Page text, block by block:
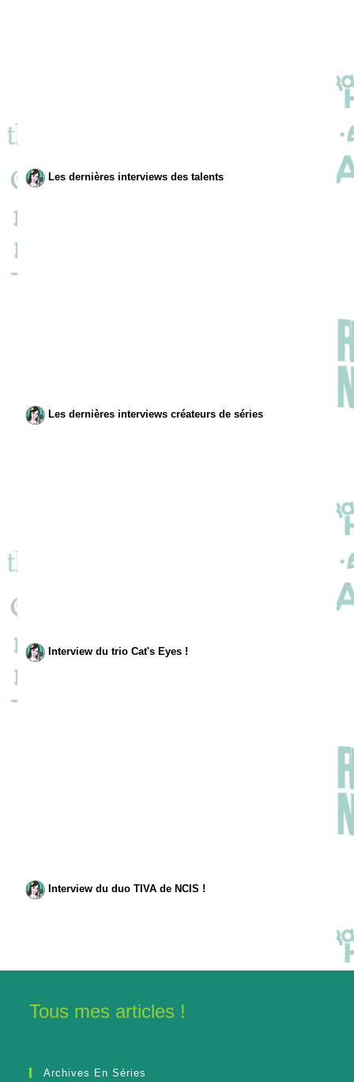
Les dernières interviews des talents
Les dernières interviews créateurs de séries
Interview du trio Cat's Eyes !
Interview du duo TIVA de NCIS !
Tous mes articles !
Archives En Séries